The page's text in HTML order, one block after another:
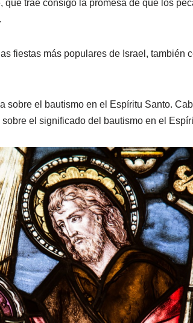
trae consigo la promesa de que los
fiestas más populares de Israel, también
sobre el bautismo en el Espíritu Santo.
el significado del bautismo en el